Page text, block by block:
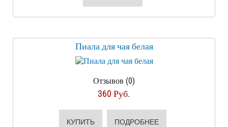
Пиала для чая белая
Отзывов (0)
360 Руб.
КУПИТЬ ПОДРОБНЕЕ